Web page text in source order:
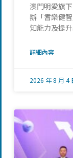
澳門明愛旗
辦「耆樂健
知能力及提
詳細內容
2026 年 8 月 4